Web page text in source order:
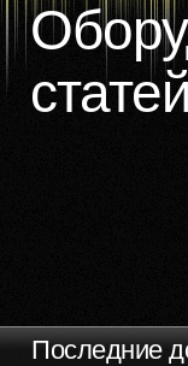
статей
Последние